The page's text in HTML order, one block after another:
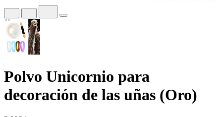
Polvo Unicornio para
decoración de las uñas (Oro)